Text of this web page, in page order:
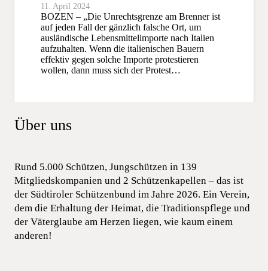
11. April 2024
BOZEN – „Die Unrechtsgrenze am Brenner ist
auf jeden Fall der gänzlich falsche Ort, um
ausländische Lebensmittelimporte nach Italien
aufzuhalten. Wenn die italienischen Bauern
effektiv gegen solche Importe protestieren
wollen, dann muss sich der Protest…
Über uns
Rund 5.000 Schützen, Jungschützen in 139
Mitgliedskompanien und 2 Schützenkapellen – das ist
der Südtiroler Schützenbund im Jahre 2026. Ein Verein,
dem die Erhaltung der Heimat, die Traditionspflege und
der Väterglaube am Herzen liegen, wie kaum einem
anderen!